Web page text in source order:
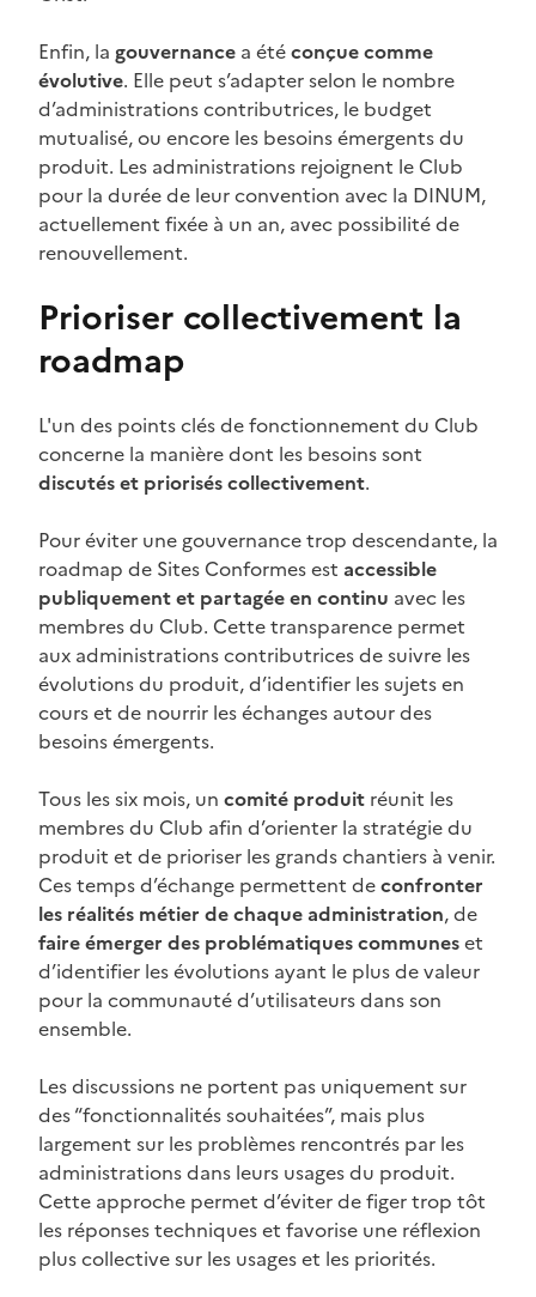
Enfin, la gouvernance a étéconçue comme
évolutive. Elle peut s’adapter selon le nombre
d’administrations contributrices, le budget
mutualisé, ou encore les besoins émergents du
produit. Les administrations rejoignent le Club
pour la durée de leur convention avec la DINUM,
actuellement fixée à un an, avec possibilité de
renouvellement.
Prioriser collectivement la
roadmap
L'un des points clés de fonctionnement du Club
concerne la manière dont les besoins sont
discutés et priorisés collectivement.
Pour éviter une gouvernance trop descendante, la
roadmap de Sites Conformes est accessible
publiquement et partagée en continu avec les
membres du Club. Cette transparence permet
aux administrations contributrices de suivre les
évolutions du produit, d’identifier les sujets en
cours et de nourrir les échanges autour des
besoins émergents.
Tous les six mois, un comité produit réunit les
membres du Club afin d’orienter la stratégie du
produit et de prioriser les grands chantiers à venir.
Ces temps d’échange permettent deconfronter
les réalités métier de chaque administration, de
faire émerger des problématiques communeset
d’identifier les évolutions ayant le plus de valeur
pour la communauté d’utilisateurs dans son
ensemble.
Les discussions ne portent pas uniquement sur
des “fonctionnalités souhaitées”, mais plus
largement sur les problèmes rencontrés par les
administrations dans leurs usages du produit.
Cette approche permet d’éviter de figer trop tôt
les réponses techniques et favorise une réflexion
plus collective sur les usages et les priorités.